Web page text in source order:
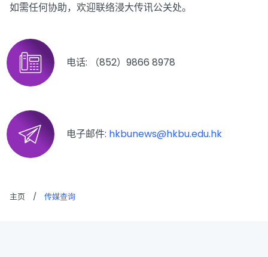
如需任何协助，欢迎联络浸大传讯公关处。
电话: （852）9866 8978
电子邮件: hkbunews@hkbu.edu.hk
主页 / 传媒查询